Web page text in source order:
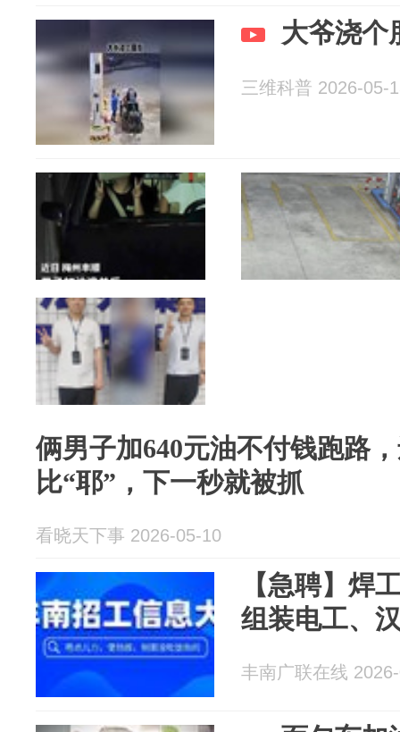
大爷浇个
三维科普 2026-05-
俩男子加640元油不付钱跑路
比“耶”，下一秒就被抓
看晓天下事 2026-05-10
【急聘】焊
组装电工、
丰南广联在线